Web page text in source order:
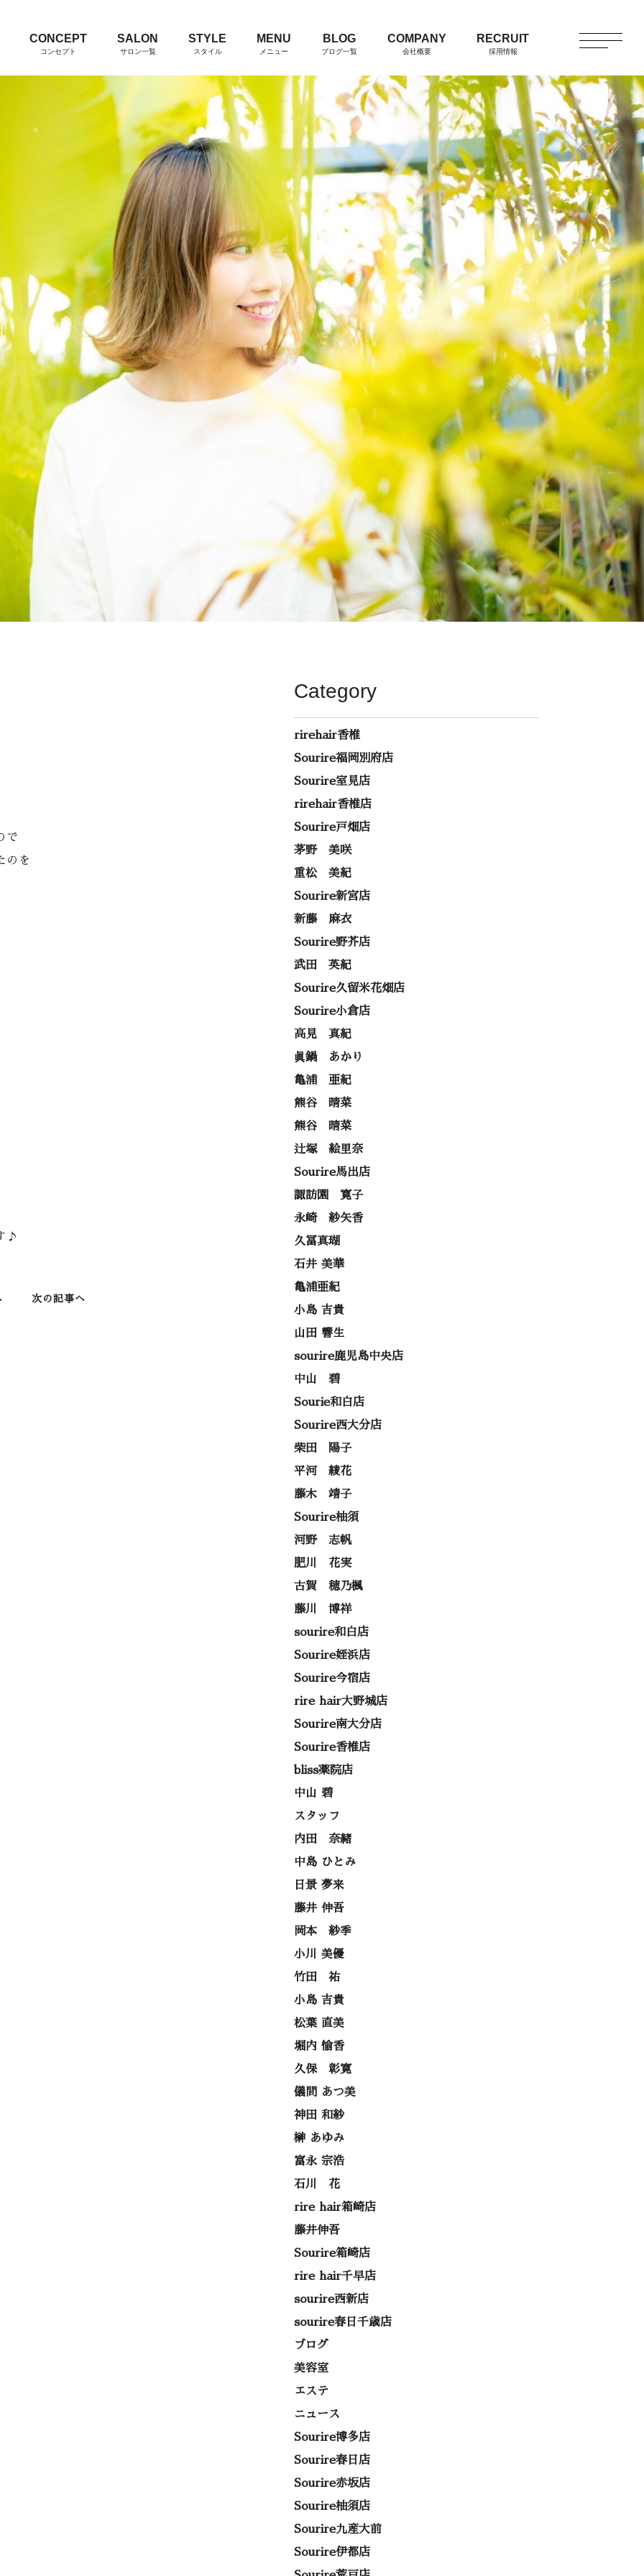
CONCEPT
コンセプト
SALON
サロン一覧
STYLE
スタイル
MENU
メニュー
BLOG
ブログ一覧
COMPANY
会社概要
RECRUIT
採用情報
で
のを
♪
次の記事へ
Category
rirehair香椎
Sourire福岡別府店
Sourire室見店
rirehair香椎店
Sourire戸畑店
茅野 美咲
重松 美紀
Sourire新宮店
新藤 麻衣
Sourire野芥店
武田 英紀
Sourire久留米花畑店
Sourire小倉店
高見 真紀
眞鍋 あかり
亀浦 亜紀
熊谷 晴菜
熊谷 晴菜
辻塚 絵里奈
Sourire馬出店
諏訪園 寛子
永崎 紗矢香
久冨真瑚
石井 美華
亀浦亜紀
小島 吉貴
山田 響生
sourire鹿児島中央店
中山 碧
Sourie和白店
Sourire西大分店
柴田 陽子
平河 綾花
藤木 靖子
Sourire柚須
河野 志帆
肥川 花実
古賀 穂乃楓
藤川 博祥
sourire和白店
Sourire姪浜店
Sourire今宿店
rire hair大野城店
Sourire南大分店
Sourire香椎店
bliss薬院店
中山 碧
スタッフ
内田 奈緒
中島 ひとみ
日景 夢来
藤井 伸吾
岡本 紗季
小川 美優
竹田 祐
小島 吉貴
松葉 直美
堀内 愉香
久保 彰寛
儀間 あつ美
神田 和紗
榊 あゆみ
富永 宗浩
石川 花
rire hair箱崎店
藤井伸吾
Sourire箱崎店
rire hair千早店
sourire西新店
sourire春日千歳店
ブログ
美容室
エステ
ニュース
Sourire博多店
Sourire春日店
Sourire赤坂店
Sourire柚須店
Sourire九産大前
Sourire伊都店